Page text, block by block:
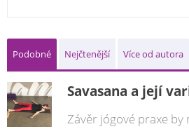
Podobné Nejčtenější Více od autora
Savasana a její
Závěr jógové praxe